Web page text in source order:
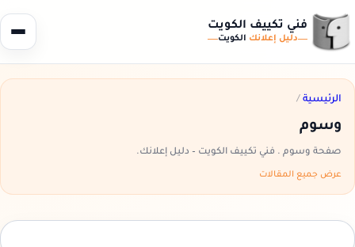
فني تكييف الكويت
دليل إعلانك الكويت
الرئيسية /
وسوم
صفحة وسوم . فني تكييف الكويت – دليل إعلانك.
عرض جميع المقالات